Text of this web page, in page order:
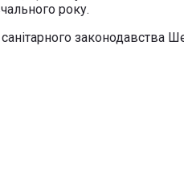
року.
законодавства